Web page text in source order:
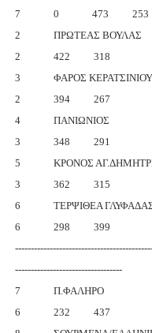
7 0 473 253
2 ΠΡΩΤΕΑΣ
2 422 318
3 ΦΑΡΟΣ
2 394 267
4
3 348 291
5 ΚΡΟΝΟΣ
3 362 315
6 ΤΕΡΨΙΘΕΑ
6 298 399
----------------------------------
7
6 232 437